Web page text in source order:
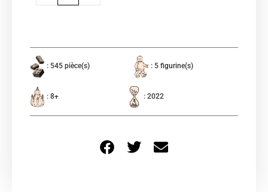
: 545 pièce(s) : 5 figurine(s)
: 8+ : 2022